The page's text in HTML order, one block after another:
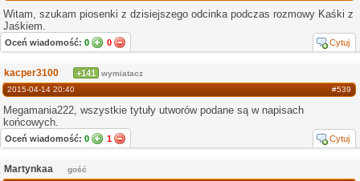
Witam, szukam piosenki z dzisiejszego odcinka podczas rozmowy Kaśki z
Jaśkiem.
Oceń wiadomość: 0 0 Cytuj
kacper3100 +141
wymiatacz
#539
2015-04-14 20:40
Megamania222, wszystkie tytuły utworów podane są w napisach
końcowych.
Oceń wiadomość: 0 1 Cytuj
Martynkaa
gość